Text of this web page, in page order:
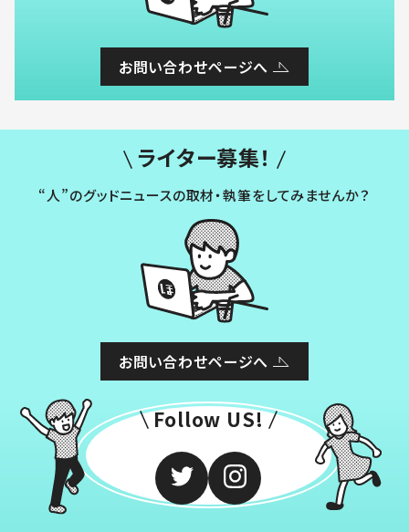
お問い合わせページへ
ライター募集！
“人”のグッドニュースの取材・執筆をしてみませんか？
お問い合わせページへ
Follow US!